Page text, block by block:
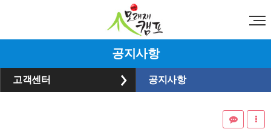
공지사항
고객센터 공지사항